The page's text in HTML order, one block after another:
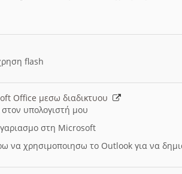
flash
Office μεσω διαδικτυου
υπολογιστή μου
στη Microsoft
να χρησιμοποιησω το Outlook για να